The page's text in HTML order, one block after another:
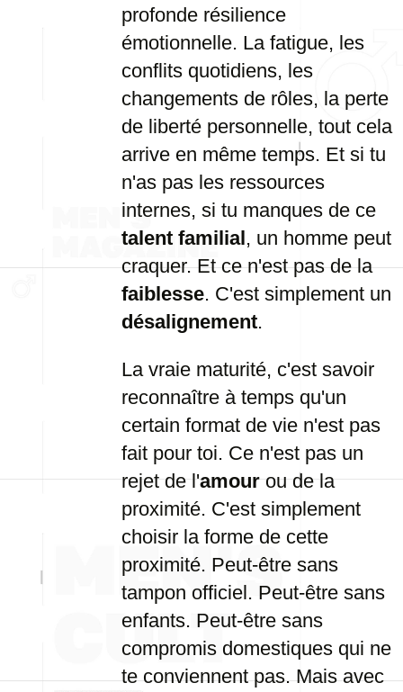
profonde résilience
émotionnelle. La fatigue, les
conflits quotidiens, les
changements de rôles, la perte
de liberté personnelle, tout cela
arrive en même temps. Et si tu
n'as pas les ressources
internes, si tu manques de ce
talent familial, un homme peut
craquer. Et ce n'est pas de la
faiblesse. C'est simplement un
désalignement.
La vraie maturité, c'est savoir
reconnaître à temps qu'un
certain format de vie n'est pas
fait pour toi. Ce n'est pas un
rejet de l'amour ou de la
proximité. C'est simplement
choisir la forme de cette
proximité. Peut-être sans
tampon officiel. Peut-être sans
enfants. Peut-être sans
compromis domestiques qui ne
te conviennent pas. Mais avec